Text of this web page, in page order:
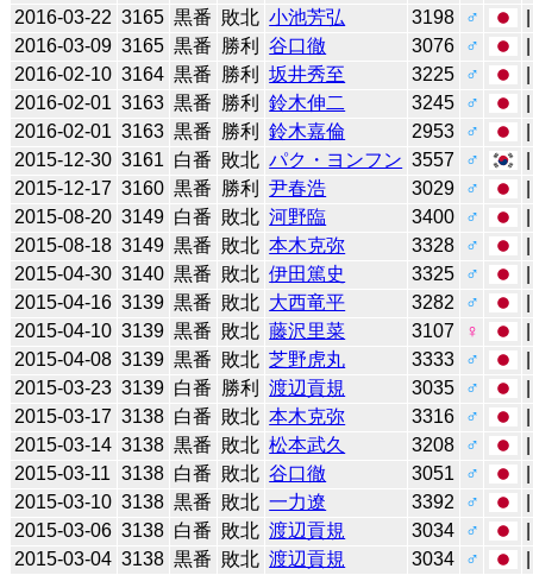
2016-03-22 3165 黒番 敗北 小池芳弘 3198 ♂
2016-03-09 3165 黒番 勝利 谷口徹 3076 ♂
2016-02-10 3164 黒番 勝利 坂井秀至 3225 ♂
2016-02-01 3163 黒番 勝利 鈴木伸二 3245 ♂
2016-02-01 3163 黒番 勝利 鈴木嘉倫 2953 ♂
2015-12-30 3161 白番 敗北 パク・ヨンフン 3557 ♂
2015-12-17 3160 黒番 勝利 尹春浩 3029 ♂
2015-08-20 3149 白番 敗北 河野臨 3400 ♂
2015-08-18 3149 黒番 敗北 本木克弥 3328 ♂
2015-04-30 3140 黒番 敗北 伊田篤史 3325 ♂
2015-04-16 3139 黒番 敗北 大西竜平 3282 ♂
2015-04-10 3139 黒番 敗北 藤沢里菜 3107 ♀
2015-04-08 3139 黒番 敗北 芝野虎丸 3333 ♂
2015-03-23 3139 白番 勝利 渡辺貢規 3035 ♂
2015-03-17 3138 白番 敗北 本木克弥 3316 ♂
2015-03-14 3138 黒番 敗北 松本武久 3208 ♂
2015-03-11 3138 白番 敗北 谷口徹 3051 ♂
2015-03-10 3138 黒番 敗北 一力遼 3392 ♂
2015-03-06 3138 白番 敗北 渡辺貢規 3034 ♂
2015-03-04 3138 黒番 敗北 渡辺貢規 3034 ♂